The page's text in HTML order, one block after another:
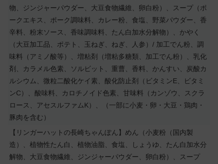
物、ジンジャーパウダー、大豆食物繊維、卵白粉）、スープ（ポ
ークエキス、ポーク調味料、カレー粉、食塩、野菜パウダー、香
辛料、粉末ソース、香味調味料、たん白加水分解物）、かやく
（大豆加工品、ポテト、玉ねぎ、ねぎ、人参）/ 加工でん粉、調
味料（アミノ酸等）、増粘剤（増粘多糖類、加工でん粉）、乳化
剤、カラメル色素、ソルビット、重曹、香料、かんすい、炭酸カ
ルシウム、微粒二酸化ケイ素、酸化防止剤（ビタミンE、ビタミ
ンC）、酸味料、カロチノイド色素、甘味料（カンゾウ、スクラ
ロース、アセスルファムK）、（一部に小麦・卵・大豆・鶏肉・
豚肉を含む）
【リンガーハットの長崎ちゃんぽん】めん（小麦粉（国内製
造）、植物性たん白、植物油脂、食塩、しょうゆ、たん白加水分
解物、大豆食物繊維、ジンジャーパウダー、卵白粉）、スープ